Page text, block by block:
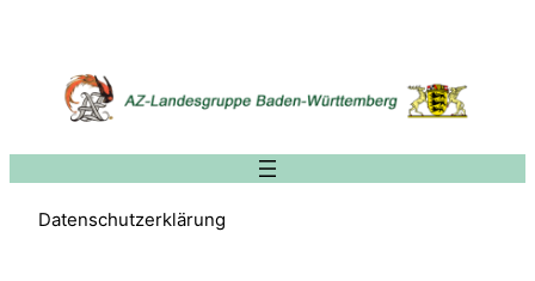
springen
Datenschutzerklärung